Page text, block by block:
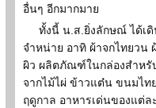
อื่นๆ อีกมากมาย
ทั้งนี้ น.ส.ยิ่งลักษณ์ ได้เ
จำหน่าย อาทิ ผ้าจกไทยวน
ผิว ผลิตภัณฑ์ในกล่องสำหรั
จากไม้ไผ่ ข้าวแต๋น ขนมไท
ฤดูกาล อาหารเด่นของแต่